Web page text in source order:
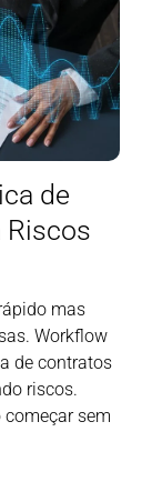
de
Riscos
mas
Workflow
de contratos
riscos.
sem